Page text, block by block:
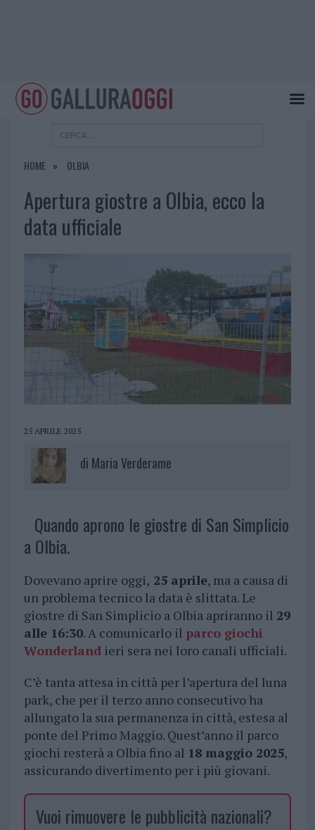
HOME OLBIA
Apertura giostre a Olbia, ecco la
data ufficiale
25 APRILE 2025
di Maria Verderame
Quando aprono le giostre di San Simplicio
a Olbia.
Dovevano aprire oggi, 25 aprile, ma a causa di
un problema tecnico la data è slittata. Le
giostre di San Simplicio a Olbia apriranno il 29
alle 16:30. A comunicarlo il parco giochi
Wonderlandieri sera nei loro canali ufficiali.
C’è tanta attesa in città per l’apertura del luna
park, che per il terzo anno consecutivo ha
allungato la sua permanenza in città, estesa al
ponte del Primo Maggio. Quest’anno il parco
giochi resterà a Olbia fino al 18 maggio 2025,
assicurando divertimento per i più giovani.
Vuoi rimuovere le pubblicità nazionali?